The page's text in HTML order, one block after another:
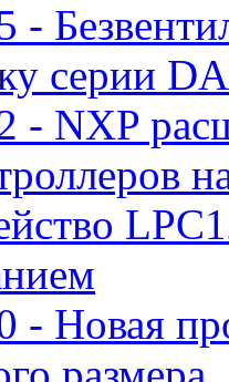
-
серии
- NXP
- Новая